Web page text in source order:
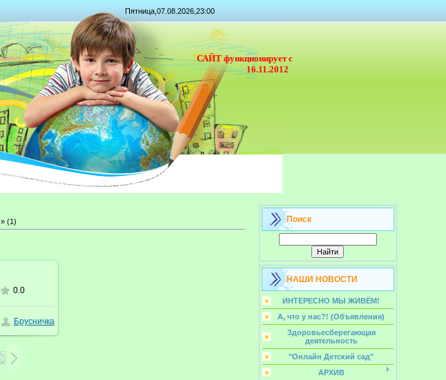
Пятница,07.08.2026,23:00
САЙТ функционирует с
16.11.2012
» (1)
0.0
Брусничка
Поиск
НАШИ НОВОСТИ
ИНТЕРЕСНО МЫ ЖИВЁМ!
А, что у нас?! (Объявления)
Здоровьесберегающая
деятельность
"Онлайн Детский сад"
АРХИВ